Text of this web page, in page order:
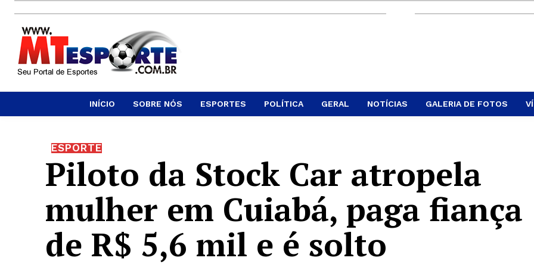
INÍCIO SOBRE NÓS ESPORTES POLÍTICA GERAL NOTÍCIAS GALERIA DE FOTOS
ESPORTE
Piloto da Stock Car atropela
mulher em Cuiabá, paga fiança
de R$ 5,6 mil e é solto